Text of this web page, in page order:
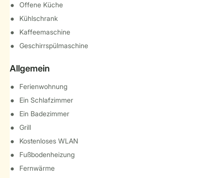
Offene Küche
Kühlschrank
Kaffeemaschine
Geschirrspülmaschine
Allgemein
Ferienwohnung
Ein Schlafzimmer
Ein Badezimmer
Grill
Kostenloses WLAN
Fußbodenheizung
Fernwärme